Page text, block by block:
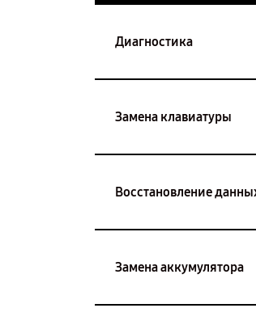
Диагностика
Замена клавиатуры
Восстановление
Замена аккумулятора